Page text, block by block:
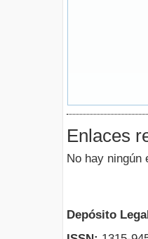
Enlaces
No hay ningún
Depósito